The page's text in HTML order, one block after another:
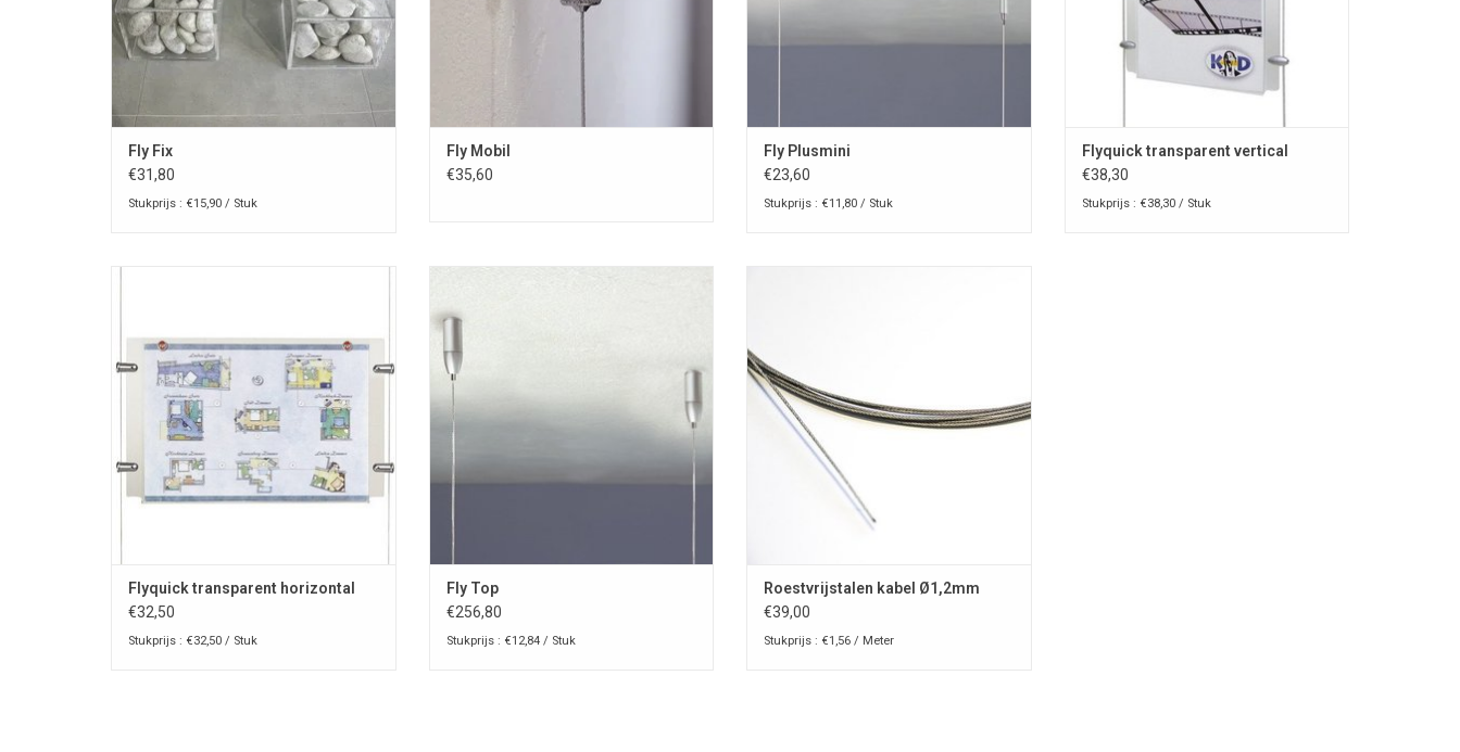
Fly Fix
€31,80
Stukprijs : €15,90 / Stuk
Fly Mobil
€35,60
Fly Plusmini
€23,60
Stukprijs : €11,80 / Stuk
Flyquick transparent vertical
€38,30
Stukprijs : €38,30 / Stuk
Flyquick transparent horizontal
€32,50
Stukprijs : €32,50 / Stuk
Fly Top
€256,80
Stukprijs : €12,84 / Stuk
TOEVOEGEN AAN WINKELWAGEN
Roestvrijstalen kabel Ø1,2mm
€39,00
Stukprijs : €1,56 / Meter